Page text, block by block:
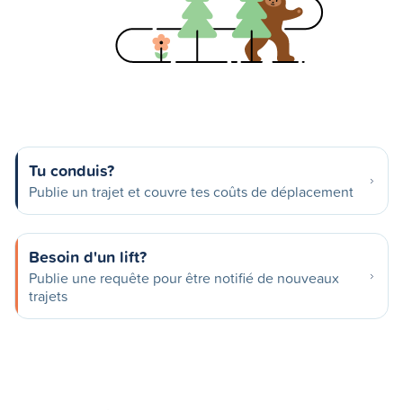
Tu conduis?
Publie un trajet et couvre tes coûts de déplacement
Besoin d'un lift?
Publie une requête pour être notifié de nouveaux
trajets